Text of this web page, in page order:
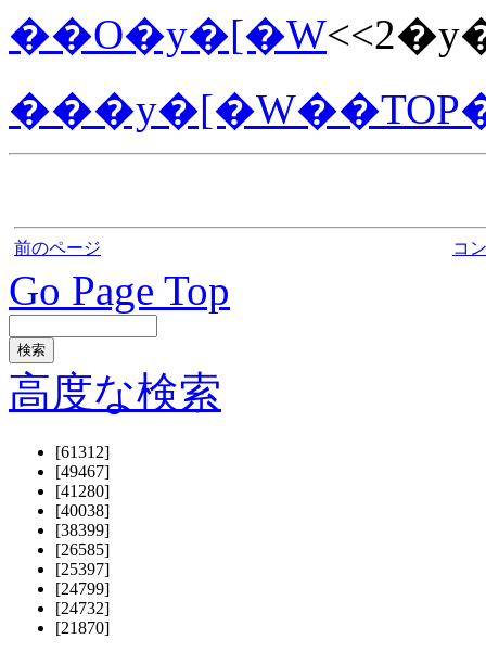
��O�y�[�W
前のページ コ
Go Page Top
高度な検索
[61312]
[49467]
[41280]
[40038]
[38399]
[26585]
[25397]
[24799]
[24732]
[21870]